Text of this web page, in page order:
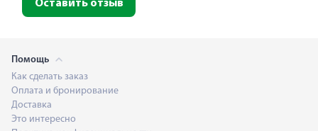
Оставить отзыв
Помощь
Как сделать заказ
Оплата и бронирование
Доставка
Это интересно